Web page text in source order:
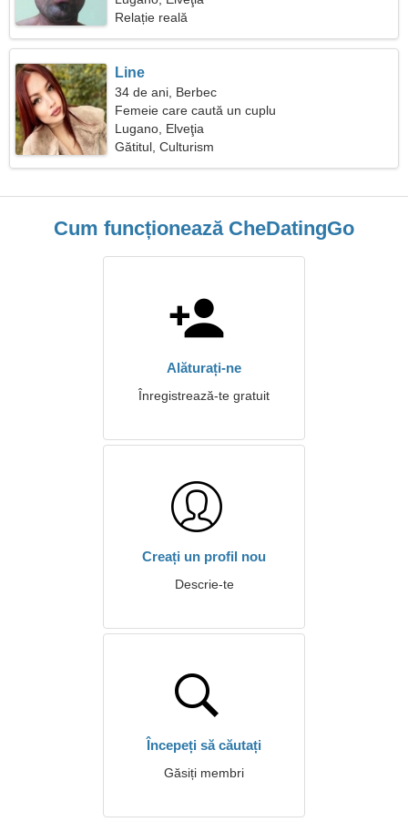
Relație reală
Line
34 de ani, Berbec
Femeie care caută un cuplu
Lugano, Elveţia
Gătitul, Culturism
Cum funcționează CheDatingGo
Alăturați-ne
Înregistrează-te gratuit
Creați un profil nou
Descrie-te
Începeți să căutați
Găsiți membri